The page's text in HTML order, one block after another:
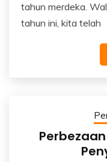
tahun merdeka.
tahun ini, kita telah